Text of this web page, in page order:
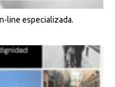
line especializada.